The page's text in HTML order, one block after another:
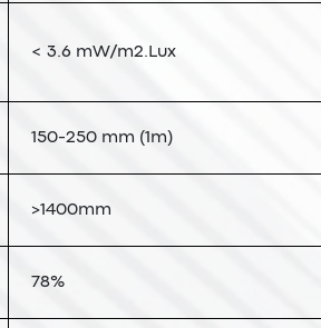
< 3.6 mW/m2.Lux
150-250 mm (1m)
>1400mm
78%